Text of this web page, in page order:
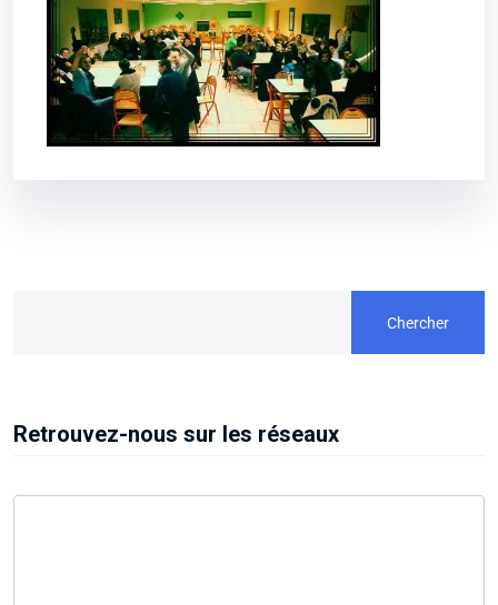
Chercher
Retrouvez-nous sur les réseaux